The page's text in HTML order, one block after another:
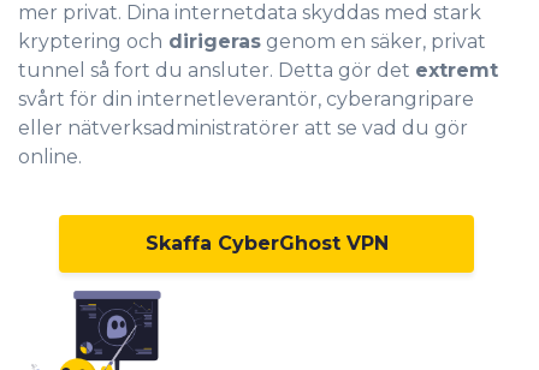
mer privat. Dina internetdata skyddas med stark
kryptering och dirigeras genom en säker, privat
tunnel så fort du ansluter. Detta gör det extremt
svårt för din internetleverantör, cyberangripare
eller nätverksadministratörer att se vad du gör
online.
Skaffa CyberGhost VPN